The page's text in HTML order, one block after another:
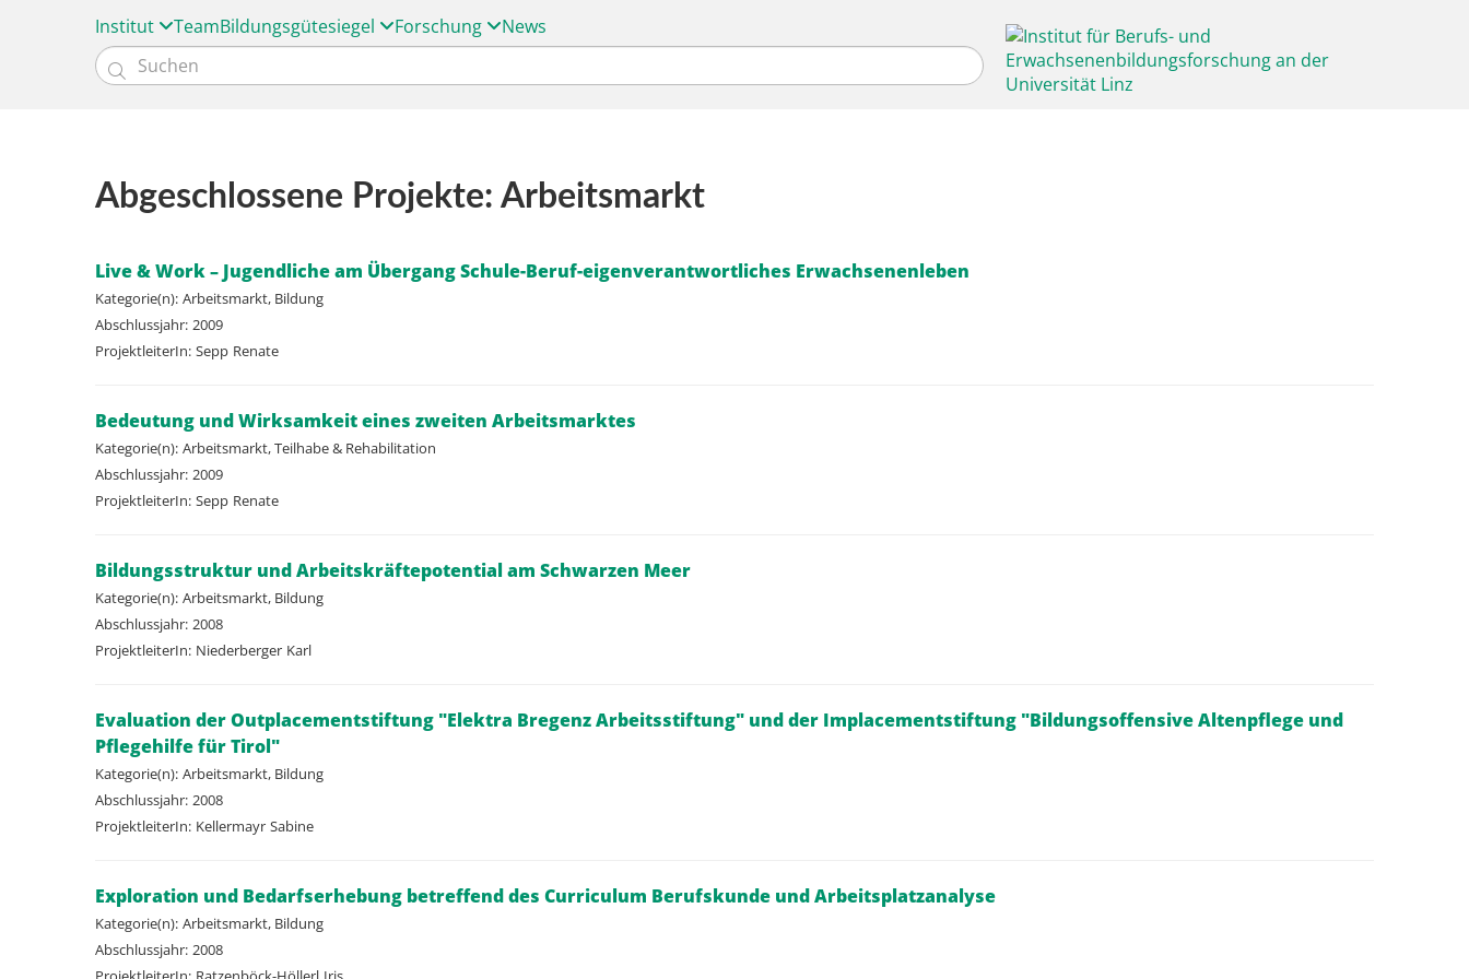
Institut TeamBildungsgütesiegel Forschung News

Abgeschlossene Projekte: Arbeitsmarkt
Live & Work – Jugendliche am Übergang Schule-Beruf-eigenverantwortliches Erwachsenenleben
Kategorie(n): Arbeitsmarkt, Bildung
Abschlussjahr: 2009
ProjektleiterIn: Sepp Renate
Bedeutung und Wirksamkeit eines zweiten Arbeitsmarktes
Kategorie(n): Arbeitsmarkt, Teilhabe & Rehabilitation
Abschlussjahr: 2009
ProjektleiterIn: Sepp Renate
Bildungsstruktur und Arbeitskräftepotential am Schwarzen Meer
Kategorie(n): Arbeitsmarkt, Bildung
Abschlussjahr: 2008
ProjektleiterIn: Niederberger Karl
Evaluation der Outplacementstiftung "Elektra Bregenz Arbeitsstiftung" und der Implacementstiftung "Bildungsoffensive Altenpflege und
Pflegehilfe für Tirol"
Kategorie(n): Arbeitsmarkt, Bildung
Abschlussjahr: 2008
ProjektleiterIn: Kellermayr Sabine
Exploration und Bedarfserhebung betreffend des Curriculum Berufskunde und Arbeitsplatzanalyse
Kategorie(n): Arbeitsmarkt, Bildung
Abschlussjahr: 2008